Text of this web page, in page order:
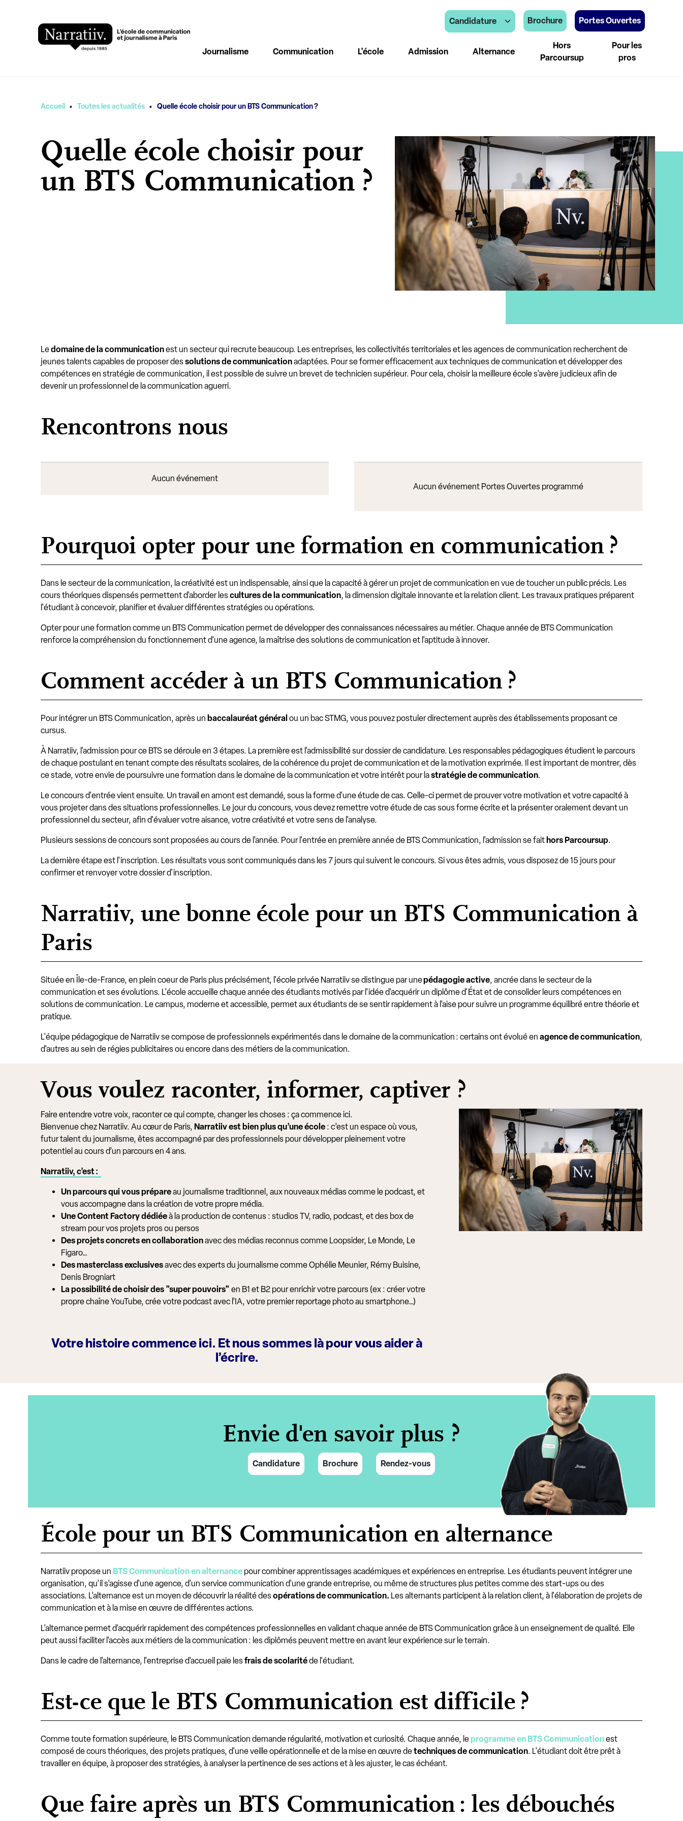
Vous êtes ici
Accueil · Toutes les actualités · Quelle école choisir pour un BTS Communication ?
Quelle école choisir pour
un BTS Communication ?
Ledomaine de la communicationest un secteur qui recrute beaucoup. Les entreprises, les collectivités territoriales et les agences de communication recherchent de
jeunes talents capables de proposer dessolutions de communicationadaptées. Pour se former efficacement aux techniques de communication et développer des
compétences en stratégie de communication, il est possible de suivre un brevet de technicien supérieur. Pour cela, choisir la meilleure école s'avère judicieux afin de
devenir un professionnel de la communication aguerri.
Rencontrons nous
Aucun événement
Aucun événement Portes Ouvertes programmé
Pourquoi opter pour une formation en communication ?
Dans le secteur de la communication, la créativité est un indispensable, ainsi que la capacité à gérer un projet de communication en vue de toucher un public précis. Les
cours théoriques dispensés permettent d'aborder lescultures de la communication, la dimension digitale innovante et la relation client. Les travaux pratiques préparent
l'étudiant à concevoir, planifier et évaluer différentes stratégies ou opérations.
Opter pour une formation comme un BTS Communication permet de développer des connaissances nécessaires au métier. Chaque année de BTS Communication
renforce la compréhension du fonctionnement d'une agence, la maîtrise des solutions de communication et l'aptitude à innover.
Comment accéder à un BTS Communication ?
Pour intégrer un BTS Communication, après un baccalauréat général ou un bac STMG, vous pouvez postuler directement auprès des établissements proposant ce
cursus.
À Narratiiv, l'admission pour ce BTS se déroule en 3 étapes. La première est l'admissibilité sur dossier de candidature. Les responsables pédagogiques étudient le parcours
de chaque postulant en tenant compte des résultats scolaires, de la cohérence du projet de communication et de la motivation exprimée. Il est important de montrer, dès
ce stade, votre envie de poursuivre une formation dans le domaine de la communication et votre intérêt pour lastratégie de communication.
Le concours d'entrée vient ensuite. Un travail en amont est demandé, sous la forme d'une étude de cas. Celle-ci permet de prouver votre motivation et votre capacité à
vous projeter dans des situations professionnelles. Le jour du concours, vous devez remettre votre étude de cas sous forme écrite et la présenter oralement devant un
professionnel du secteur, afin d'évaluer votre aisance, votre créativité et votre sens de l'analyse.
Plusieurs sessions de concours sont proposées au cours de l'année. Pour l'entrée en première année de BTS Communication, l'admission se fait hors Parcoursup.
La dernière étape est l'inscription. Les résultats vous sont communiqués dans les 7 jours qui suivent le concours. Si vous êtes admis, vous disposez de 15 jours pour
confirmer et renvoyer votre dossier d'inscription.
Narratiiv, une bonne école pour un BTS Communication à
Paris
Située en Île-de-France, en plein coeur de Paris plus précisément, l'école privée Narratiiv se distingue par unepédagogie active, ancrée dans le secteur de la
communication et ses évolutions. L'école accueille chaque année des étudiants motivés par l'idée d'acquérir un diplôme d'État et de consolider leurs compétences en
solutions de communication. Le campus, moderne et accessible, permet aux étudiants de se sentir rapidement à l'aise pour suivre un programme équilibré entre théorie et
pratique.
L'équipe pédagogique de Narratiiv se compose de professionnels expérimentés dans le domaine de la communication : certains ont évolué en agence de communication,
d'autres au sein de régies publicitaires ou encore dans des métiers de la communication.
Vous voulez raconter, informer, captiver ?
Faire entendre votre voix, raconter ce qui compte, changer les choses : ça commence ici.
Bienvenue chez Narratiiv. Au cœur de Paris, Narratiiv est bien plus qu’une école : c’est un espace où vous,
futur talent du journalisme, êtes accompagné par des professionnels pour développer pleinement votre
potentiel au cours d’un parcours en 4 ans.
Narratiiv, c’est :
Un parcours qui vous prépareau journalisme traditionnel, aux nouveaux médias comme le podcast, et
vous accompagne dans la création de votre propre média.
Une Content Factory dédiéeà la production de contenus : studios TV, radio, podcast, et des box de
stream pour vos projets pros ou persos
Des projets concrets en collaborationavec des médias reconnus comme Loopsider, Le Monde, Le
Figaro…
Des masterclass exclusivesavec des experts du journalisme comme Ophélie Meunier, Rémy Buisine,
Denis Brogniart
La possibilité de choisir des "super pouvoirs" en B1 et B2 pour enrichir votre parcours (ex : créer votre
propre chaîne YouTube, crée votre podcast avec l’IA, votre premier reportage photo au smartphone…)
Votre histoire commence ici. Et nous sommes là pour vous aider à
l’écrire.
Envie d'en savoir plus ?
Candidature Brochure Rendez-vous
École pour un BTS Communication en alternance
Narratiiv propose un BTS Communication en alternance pour combiner apprentissages académiques et expériences en entreprise. Les étudiants peuvent intégrer une
organisation, qu'il s'agisse d'une agence, d'un service communication d'une grande entreprise, ou même de structures plus petites comme des start-ups ou des
associations. L'alternance est un moyen de découvrir la réalité desopérations de communication. Les alternants participent à la relation client, à l'élaboration de projets de
communication et à la mise en œuvre de différentes actions.
L'alternance permet d'acquérir rapidement des compétences professionnelles en validant chaque année de BTS Communication grâce à un enseignement de qualité. Elle
peut aussi faciliter l'accès aux métiers de la communication : les diplômés peuvent mettre en avant leur expérience sur le terrain.
Dans le cadre de l'alternance, l'entreprise d'accueil paie lesfrais de scolaritéde l'étudiant.
Est-ce que le BTS Communication est difficile ?
Comme toute formation supérieure, le BTS Communication demande régularité, motivation et curiosité. Chaque année, leprogramme en BTS Communicationest
composé de cours théoriques, des projets pratiques, d'une veille opérationnelle et de la mise en œuvre detechniques de communication. L'étudiant doit être prêt à
travailler en équipe, à proposer des stratégies, à analyser la pertinence de ses actions et à les ajuster, le cas échéant.
Que faire après un BTS Communication : les débouchés
Candidature Brochure Portes Ouvertes
Journalisme Communication L'école Admission Alternance
Hors
Parcoursup
Pour les
pros